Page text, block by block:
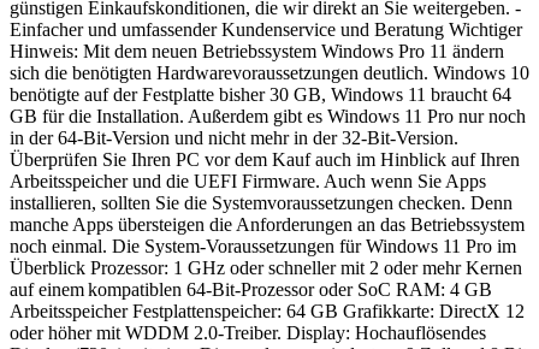
günstigen Einkaufskonditionen, die wir direkt an Sie weitergeben. -
Einfacher und umfassender Kundenservice und Beratung Wichtiger
Hinweis: Mit dem neuen Betriebssystem Windows Pro 11 ändern
sich die benötigten Hardwarevoraussetzungen deutlich. Windows 10
benötigte auf der Festplatte bisher 30 GB, Windows 11 braucht 64
GB für die Installation. Außerdem gibt es Windows 11 Pro nur noch
in der 64-Bit-Version und nicht mehr in der 32-Bit-Version.
Überprüfen Sie Ihren PC vor dem Kauf auch im Hinblick auf Ihren
Arbeitsspeicher und die UEFI Firmware. Auch wenn Sie Apps
installieren, sollten Sie die Systemvoraussetzungen checken. Denn
manche Apps übersteigen die Anforderungen an das Betriebssystem
noch einmal. Die System-Voraussetzungen für Windows 11 Pro im
Überblick Prozessor: 1 GHz oder schneller mit 2 oder mehr Kernen
auf einem kompatiblen 64-Bit-Prozessor oder SoC RAM: 4 GB
Arbeitsspeicher Festplattenspeicher: 64 GB Grafikkarte: DirectX 12
oder höher mit WDDM 2.0-Treiber. Display: Hochauflösendes